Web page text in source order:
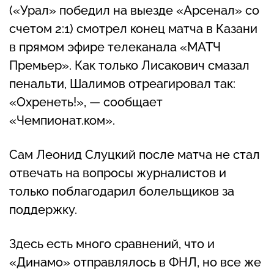
(«Урал» победил на выезде «Арсенал» со
счетом 2:1) смотрел конец матча в Казани
в прямом эфире телеканала «МАТЧ
Премьер». Как только Лисакович смазал
пенальти, Шалимов отреагировал так:
«Охренеть!», — сообщает
«Чемпионат.ком».
Сам Леонид Слуцкий после матча не стал
отвечать на вопросы журналистов и
только поблагодарил болельщиков за
поддержку.
Здесь есть много сравнений, что и
«Динамо» отправлялось в ФНЛ, но все же